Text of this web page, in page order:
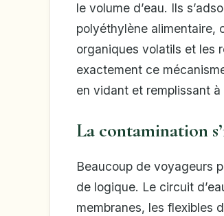
le volume d’eau. Ils
polyéthylène alimentaire,
organiques volatils et les
exactement ce
en vidant et remplissant
La contamination
Beaucoup de voyageurs
de logique. Le circuit
membranes, les flexibles